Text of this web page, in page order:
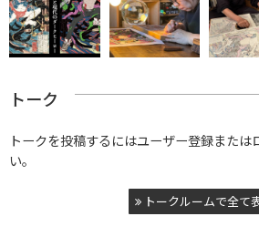
トーク
トークを投稿するにはユーザー登録または
い。
トークルームで全て